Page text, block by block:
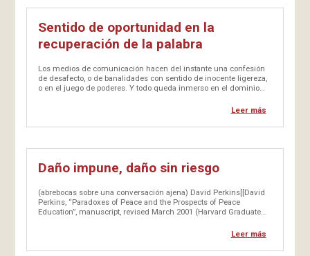
Sentido de oportunidad en la
recuperación de la palabra
Los medios de comunicación hacen del instante una confesión
de desafecto, o de banalidades con sentido de inocente ligereza,
o en el juego de poderes. Y todo queda inmerso en el dominio
Leer más
Daño impune, daño sin riesgo
(abrebocas sobre una conversación ajena) David Perkins[[David
Perkins, “Paradoxes of Peace and the Prospects of Peace
Education”, manuscript, revised March 2001 (Harvard Graduate
conversaciones con sus colegas Gavriel Salomón, de Israel, y
Carlos Vasco, de Colombia.]] afirma que «somos prisioneros de
la…
Leer más